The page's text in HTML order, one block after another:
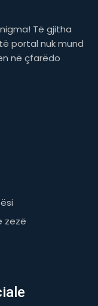
Të gjitha
portal nuk mund
në çfarëdo
zezë